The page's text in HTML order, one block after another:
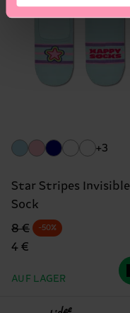
+3
Star Stripes Invisible
Sock
Originalpreis
8 €
Reduzierter Preis
4 €
-50%
AUF LAGER